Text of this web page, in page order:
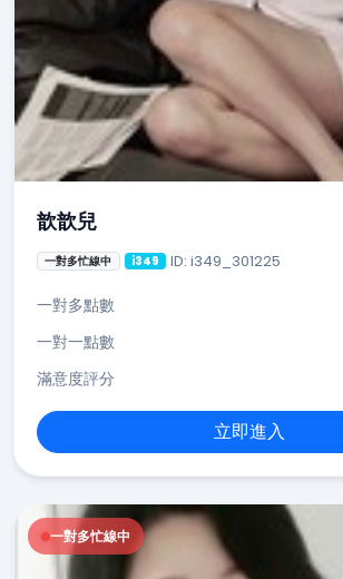
歆歆兒
一對多忙線中 i349 ID: i349_301225
一對多點數
一對一點數
滿意度評分
立即進入
一對多忙線中